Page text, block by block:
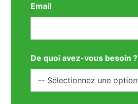
Email
De quoi avez-vous besoin ?